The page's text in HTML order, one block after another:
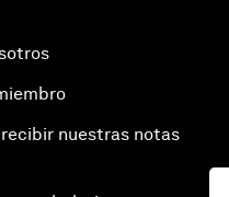
nuestras notas